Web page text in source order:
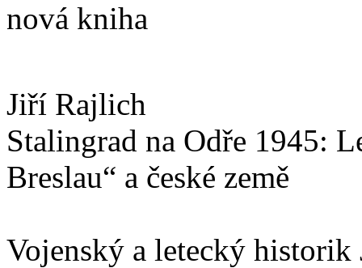
nová kniha
Jiří Rajlich
Stalingrad na Odře 1945:
Breslau“ a české země
Vojenský a letecký